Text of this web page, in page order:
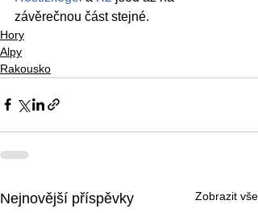
závěrečnou část stejné.
Hory
Alpy
Rakousko
Nejnovější příspěvky Zobrazit vše